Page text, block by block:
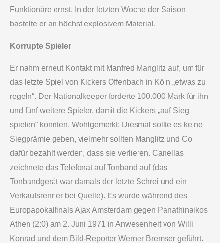
Funktionäre ernst. In der letzten Woche der Saison
bastelte er an höchst explosivem Material.
Korrupte Spieler
Er nahm erneut Kontakt mit Manfred Manglitz auf, um für
das letzte Spiel von Kickers Offenbach in Köln „etwas zu
regeln“. Der Nationalkeeper forderte 100.000 Mark für ihn
und fünf weitere Spieler, damit die Kickers „auf Sieg
spielen“ konnten. Wohlgemerkt: Diesmal sollte es keine
Siegprämie geben, vielmehr sollten Manglitz und Co.
dafür bezahlt werden, dass sie verlieren. Canellas
zeichnete das Telefonat auf Tonband auf (das
Tonbandgerät war damals der letzte Schrei und ein
Verkaufsrenner bei Quelle). Es wurde während des
Europapokalfinals Ajax Amsterdam gegen Panathinaikos
Athen (2:0) am 2. Juni 1971 in Anwesenheit von Willi
Konrad und dem Bild-Reporter Werner Bremser geführt.